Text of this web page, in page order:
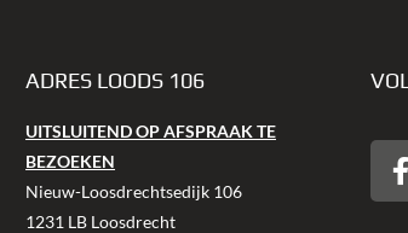
ADRES LOODS 106
UITSLUITEND OP AFSPRAAK TE
BEZOEKEN
Nieuw-Loosdrechtsedijk 106
1231 LB Loosdrecht